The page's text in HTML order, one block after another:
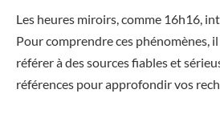
Les heures miroirs, comme 16h16,
Pour comprendre ces phénomènes,
référer à des sources fiables et
références pour approfondir vos